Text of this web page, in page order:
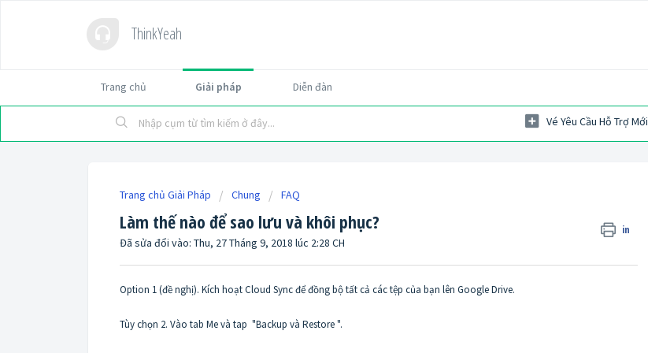
ThinkYeah
Trang chủ Giải pháp Diễn đàn
Vé Yêu Cầu Hỗ Trợ Mới
Trang chủ Giải Pháp Chung FAQ
Làm thế nào để sao lưu và khôi phục?
in
Đã sửa đổi vào: Thu, 27 Tháng 9, 2018 lúc 2:28 CH
Option 1 (đề nghị). Kích hoạt Cloud Sync để đồng bộ tất cả các tệp của bạn lên Google Drive.
Tùy chọn 2. Vào tab Me và tap "Backup và Restore ".